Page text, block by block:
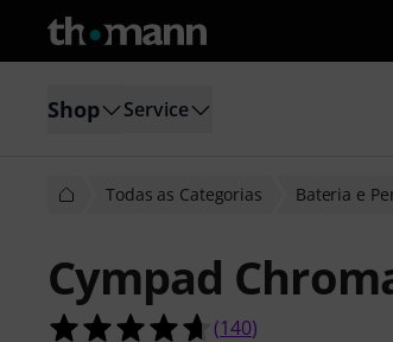
Shop Service
Todas as Categorias Bateria e
Cympad
4.7 de 5 estrelas de
(140)